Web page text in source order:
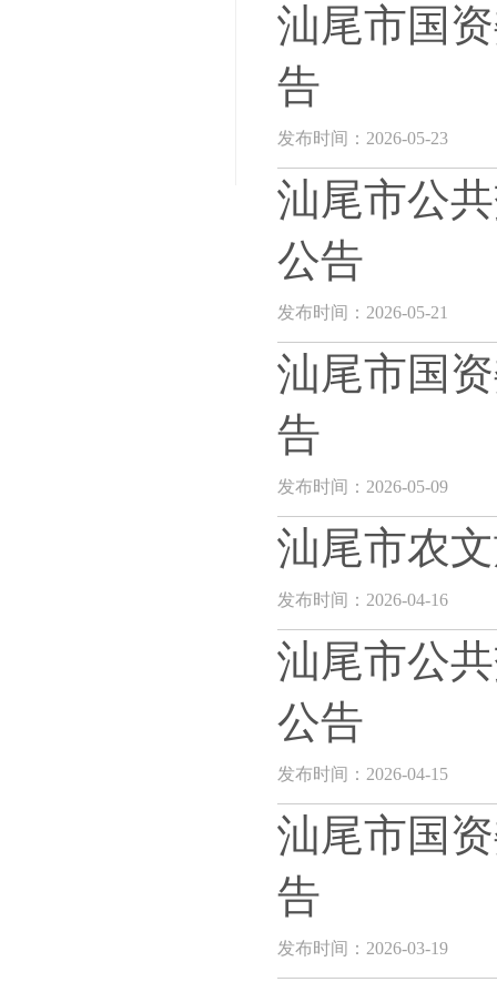
汕尾市国
告
发布时间：2026-05-23
汕尾市公
公告
发布时间：2026-05-21
汕尾市国
告
发布时间：2026-05-09
汕尾市农
发布时间：2026-04-16
汕尾市公
公告
发布时间：2026-04-15
汕尾市国
告
发布时间：2026-03-19